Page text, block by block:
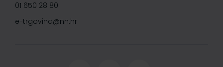
01 650 28 80
e-trgovina@nn.hr